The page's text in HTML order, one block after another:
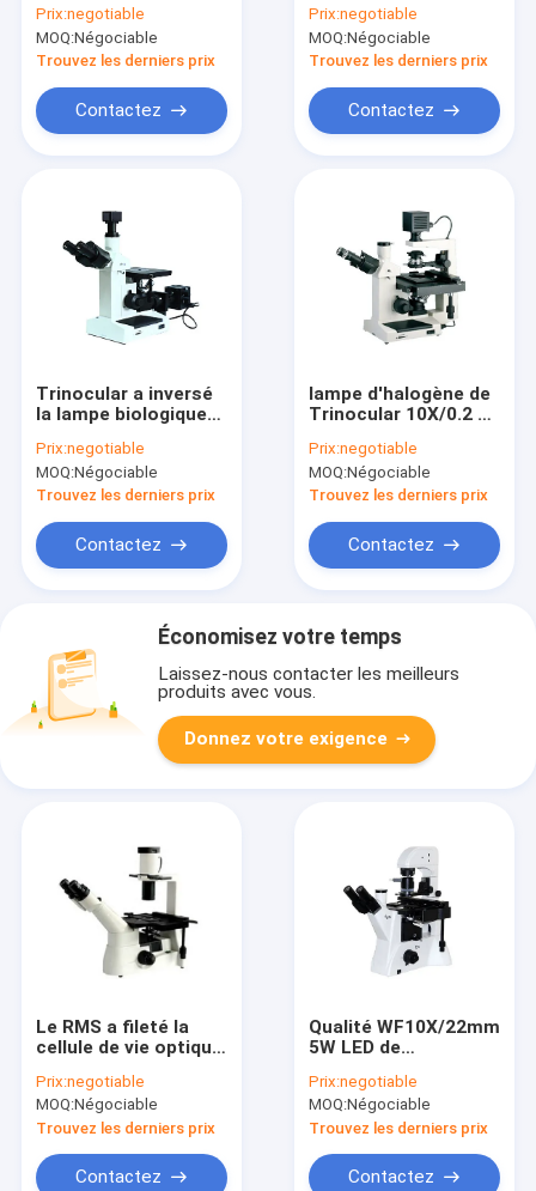
métallurgique 1250X
de microscope
Prix:negotiable
MOQ:Négociable
Trouvez les derniers prix
Contactez
Trinocular avec la
caméra WF10x 16mm
Prix:negotiable
MOQ:Négociable
Trouvez les derniers prix
Contactez
Trinocular a inversé
la lampe biologique
L40X WF10X de
microscope optique
Prix:negotiable
MOQ:Négociable
Trouvez les derniers prix
Contactez
lampe d'halogène de
Trinocular 10X/0.2 6V
inversé de la culture
cellulaire 40X/0.6
Prix:negotiable
MOQ:Négociable
Trouvez les derniers prix
Contactez
Économisez votre temps
Laissez-nous contacter les meilleurs
produits avec vous.
Donnez votre exigence
Le RMS a fileté la
cellule de vie optique
lumière
WF10X/22mm de
microscope
Prix:negotiable
MOQ:Négociable
Trouvez les derniers prix
Contactez
Qualité WF10X/22mm
5W LED de
laboratoire de la
Science de
Trinocular DIC
Prix:negotiable
MOQ:Négociable
Trouvez les derniers prix
Contactez